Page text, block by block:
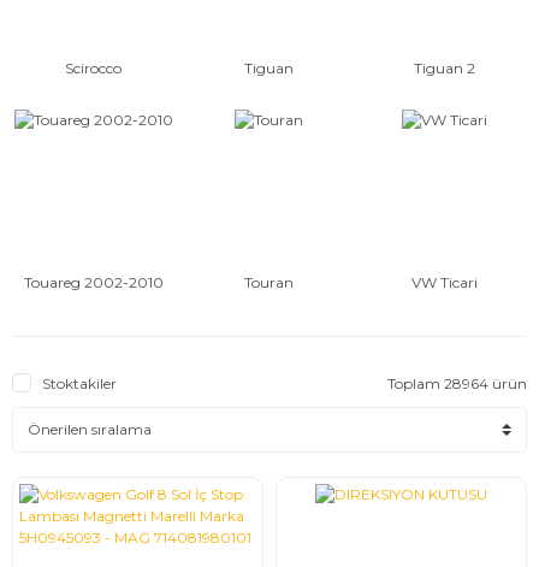
Scirocco Tiguan Tiguan 2
Touareg 2002-2010 Touran VW Ticari
Stoktakiler Toplam 28964 ürün